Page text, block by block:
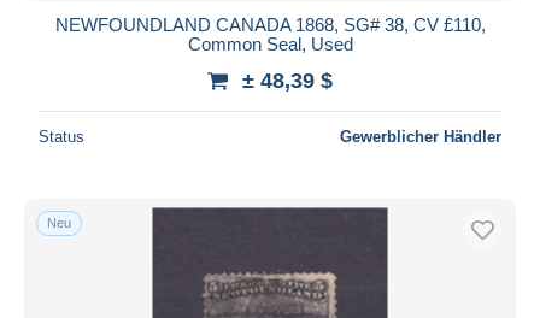
NEWFOUNDLAND CANADA 1868, SG# 38, CV £110,
Common Seal, Used
± 48,39 $
Status Gewerblicher Händler
Neu